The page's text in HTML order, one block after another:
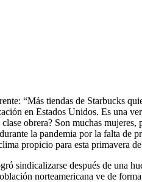
“Más tiendas de Starbucks
en Estados Unidos. Es una
obrera? Son muchas
la pandemia por la falta
propicio para esta primavera
sindicalizarse después de una
norteamericana ve de